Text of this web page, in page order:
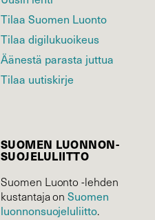
Tilaa Suomen Luonto
Tilaa digilukuoikeus
Äänestä parasta juttua
Tilaa uutiskirje
SUOMEN LUONNON­
SUOJELU­LIITTO
Suomen Luonto -lehden
kustantaja onSuomen
luonnonsuojelu­liitto.